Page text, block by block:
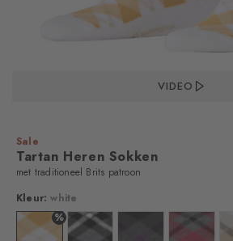
VIDEO
Sale
Tartan Heren Sokken
met traditioneel Brits patroon
Kleur:white
%